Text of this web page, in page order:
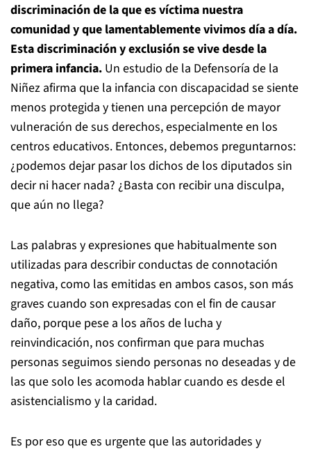
discriminación de la que es víctima nuestra
comunidad y que lamentablemente vivimos día a día.
Esta discriminación y exclusión se vive desde la
primera infancia. Un estudio de la Defensoría de la
Niñez afirma que la infancia con discapacidad se siente
menos protegida y tienen una percepción de mayor
vulneración de sus derechos, especialmente en los
centros educativos. Entonces, debemos preguntarnos:
¿podemos dejar pasar los dichos de los diputados sin
decir ni hacer nada? ¿Basta con recibir una disculpa,
que aún no llega?
Las palabras y expresiones que habitualmente son
utilizadas para describir conductas de connotación
negativa, como las emitidas en ambos casos, son más
graves cuando son expresadas con el fin de causar
daño, porque pese a los años de lucha y
reinvindicación, nos confirman que para muchas
personas seguimos siendo personas no deseadas y de
las que solo les acomoda hablar cuando es desde el
asistencialismo y la caridad.
Es por eso que es urgente que las autoridades y